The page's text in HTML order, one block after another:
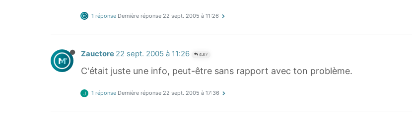
1 réponse Dernière réponse 22 sept. 2005 à 11:26
Zauctore 22 sept. 2005 à 11:26 @JEY
C'était juste une info, peut-être sans rapport avec ton problème.
J 1 réponse Dernière réponse 22 sept. 2005 à 17:36